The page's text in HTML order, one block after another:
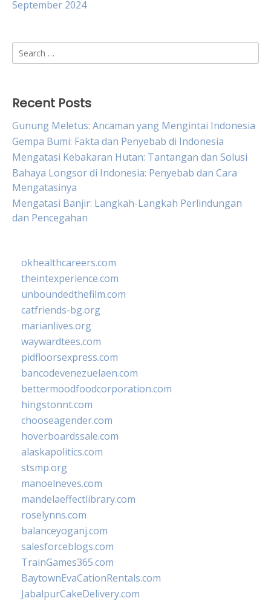
September 2024
Search
for:
Recent Posts
Gunung Meletus: Ancaman yang Mengintai Indonesia
Gempa Bumi: Fakta dan Penyebab di Indonesia
Mengatasi Kebakaran Hutan: Tantangan dan Solusi
Bahaya Longsor di Indonesia: Penyebab dan Cara
Mengatasinya
Mengatasi Banjir: Langkah-Langkah Perlindungan
dan Pencegahan
okhealthcareers.com
theintexperience.com
unboundedthefilm.com
catfriends-bg.org
marianlives.org
waywardtees.com
pidfloorsexpress.com
bancodevenezuelaen.com
bettermoodfoodcorporation.com
hingstonnt.com
chooseagender.com
hoverboardssale.com
alaskapolitics.com
stsmp.org
manoelneves.com
mandelaeffectlibrary.com
roselynns.com
balanceyoganj.com
salesforceblogs.com
TrainGames365.com
BaytownEvaCationRentals.com
JabalpurCakeDelivery.com